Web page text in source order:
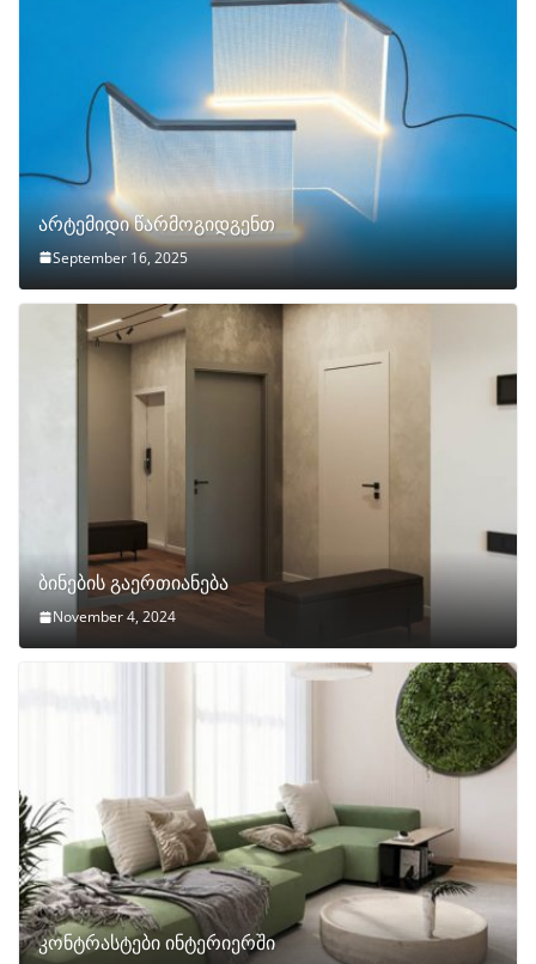
არტემიდი წარმოგიდგენთ
September 16, 2025
ბინების გაერთიანება
November 4, 2024
კონტრასტები ინტერიერში